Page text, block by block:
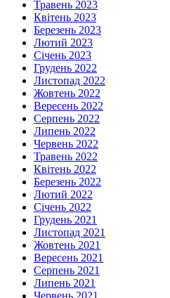
Травень 2023
Квітень 2023
Березень 2023
Лютий 2023
Січень 2023
Грудень 2022
Листопад 2022
Жовтень 2022
Вересень 2022
Серпень 2022
Липень 2022
Червень 2022
Травень 2022
Квітень 2022
Березень 2022
Лютий 2022
Січень 2022
Грудень 2021
Листопад 2021
Жовтень 2021
Вересень 2021
Серпень 2021
Липень 2021